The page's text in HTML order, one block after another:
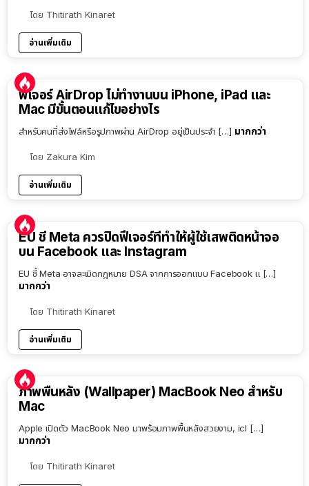
โดย Thitirath Kinaret
อ่านเพิ่มเติม
ฟีเจอร์ AirDrop ไม่ทำงานบน iPhone, iPad และ
Mac มีขั้นตอนแก้ไขอย่างไร
สำหรับคนที่ส่งไฟล์หรือรูปภาพผ่าน AirDrop อยู่เป็นประจำ […] มากกว่า
โดย Zakura Kim
อ่านเพิ่มเติม
EU ชี้ Meta ควรปิดฟีเจอร์ที่ทำให้ผู้ใช้เสพติดหน้าจอ
บน Facebook และ Instagram
EU ชี้ Meta อาจละเมิดกฎหมาย DSA จากการออกแบบ Facebook แ […]
มากกว่า
โดย Thitirath Kinaret
อ่านเพิ่มเติม
ภาพพื้นหลัง (Wallpaper) MacBook Neo สำหรับ
Mac
Apple เปิดตัว MacBook Neo มาพร้อมภาพพื้นหลังสวยงาม, icl […]
มากกว่า
โดย Thitirath Kinaret